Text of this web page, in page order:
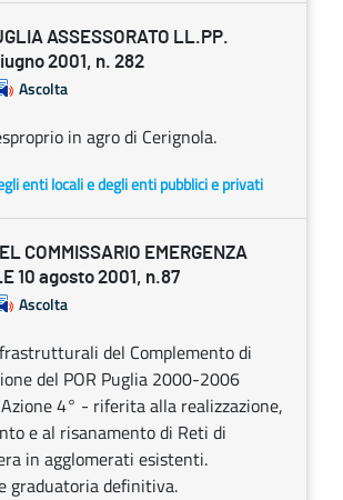
ASSESSORATO LL.PP.
2001, n. 282
Ascolta
in agro di Cerignola.
enti locali e degli enti pubblici e privati
COMMISSARIO EMERGENZA
10 agosto 2001, n.87
Ascolta
del Complemento di
del POR Puglia 2000-2006
4° - riferita alla realizzazione,
e al risanamento di Reti di
in agglomerati esistenti.
graduatoria definitiva.